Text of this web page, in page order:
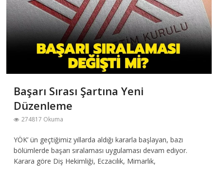
Başarı Sırası Şartına Yeni
Düzenleme
274817 Okuma
YÖK’ ün geçtiğimiz yıllarda aldığı kararla başlayan, bazı
bölümlerde başarı sıralaması uygulaması devam ediyor.
Karara göre Diş Hekimliği, Eczacılık, Mimarlık,